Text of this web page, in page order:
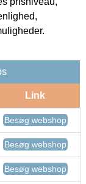
Link
Besøg webshop
Besøg webshop
Besøg webshop